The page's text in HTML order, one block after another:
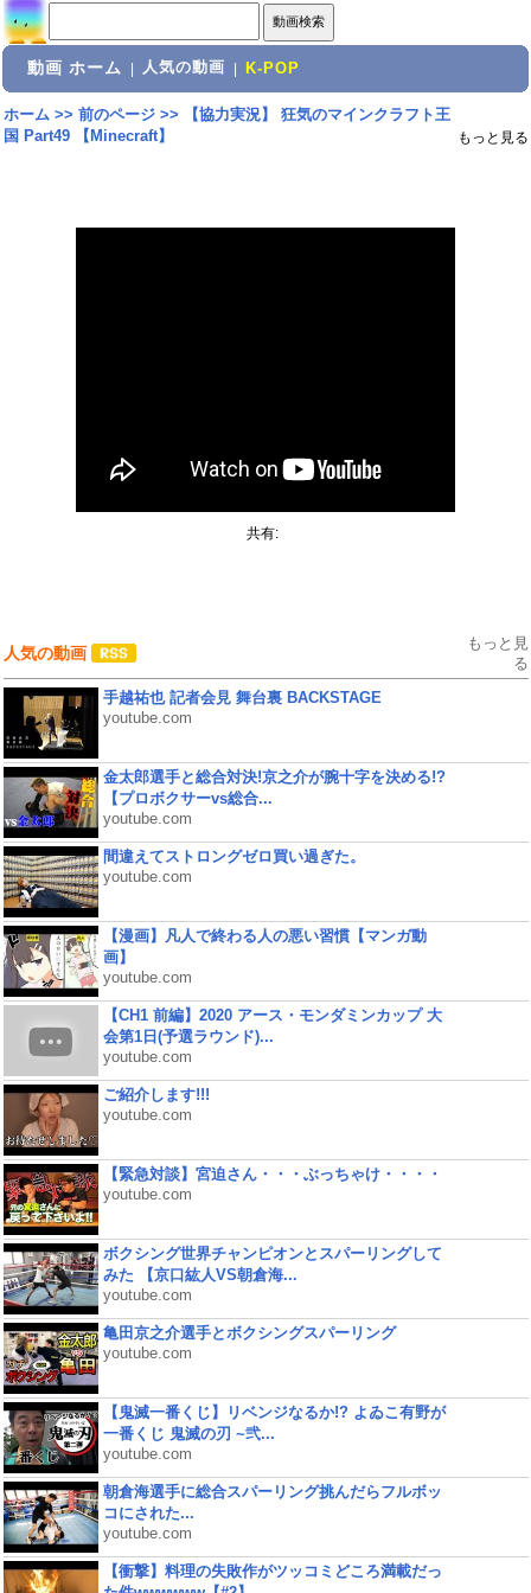
動画 ホーム 人気の動画 K-POP
ホーム>> 前のページ>>
【協力実況】 狂気のマインクラフト王
国 Part49 【Minecraft】
もっと見る
共有:
人気の動画
もっと見
る
手越祐也 記者会見 舞台裏 BACKSTAGE
youtube.com
金太郎選手と総合対決!京之介が腕十字を決める!?
【プロボクサーvs総合...
youtube.com
間違えてストロングゼロ買い過ぎた。
youtube.com
【漫画】凡人で終わる人の悪い習慣【マンガ動
画】
youtube.com
【CH1 前編】2020 アース・モンダミンカップ 大
会第1日(予選ラウンド)...
youtube.com
ご紹介します!!!
youtube.com
【緊急対談】宮迫さん・・・ぶっちゃけ・・・・
youtube.com
ボクシング世界チャンピオンとスパーリングして
みた 【京口紘人VS朝倉海...
youtube.com
亀田京之介選手とボクシングスパーリング
youtube.com
【鬼滅一番くじ】リベンジなるか!? よゐこ有野が
一番くじ 鬼滅の刃 ~弐...
youtube.com
朝倉海選手に総合スパーリング挑んだらフルボッ
コにされた...
youtube.com
【衝撃】料理の失敗作がツッコミどころ満載だっ